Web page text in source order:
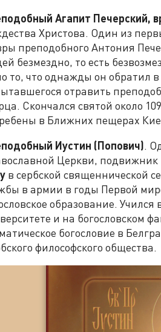
Агапит Печерский,
Христова. Один из
преподобного Антония
безмездно, то есть
то, что однажды он обратил
отравить
Скончался святой около
в Ближних пещерах
Иустин (Попович).
Церкви, подвижник
в сербской священнической
в армии в годы Первой
образование.
и на богословском
богословие в
философского общества.